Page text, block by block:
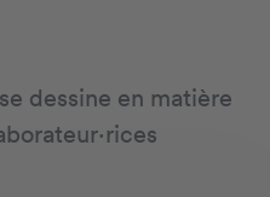
dessine en matière